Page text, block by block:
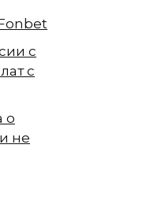
с
с
о
не